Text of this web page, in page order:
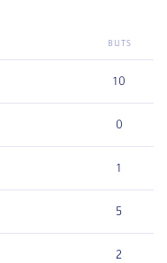
BUTS
10
0
1
5
2